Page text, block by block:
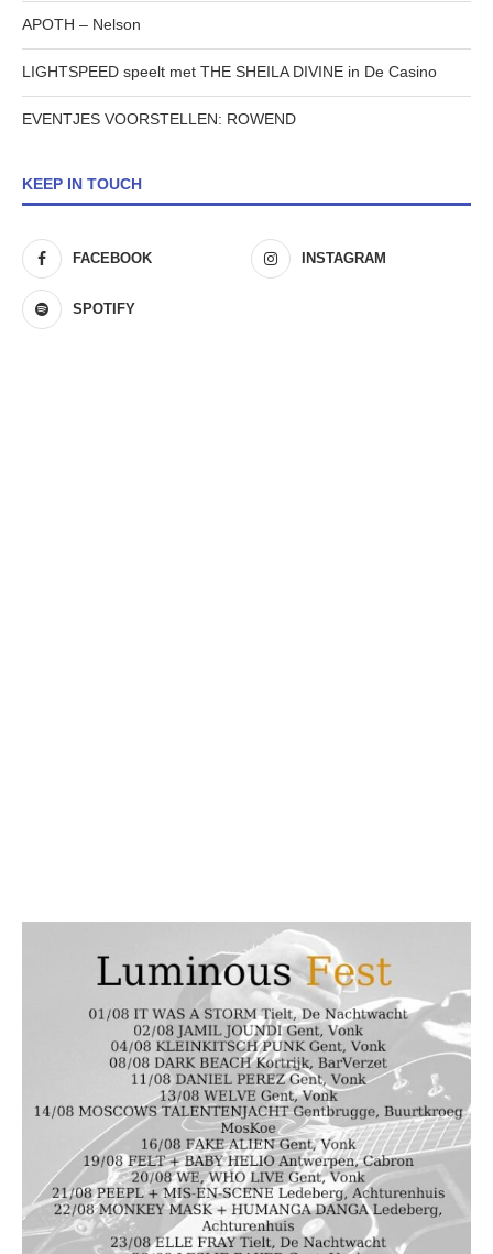
APOTH – Nelson
LIGHTSPEED speelt met THE SHEILA DIVINE in De Casino
EVENTJES VOORSTELLEN: ROWEND
KEEP IN TOUCH
FACEBOOK INSTAGRAM
SPOTIFY